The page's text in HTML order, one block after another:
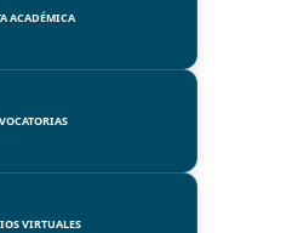
ACADÉMICA
VIRTUALES